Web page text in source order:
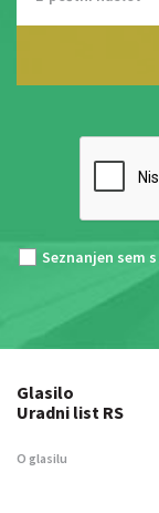
Seznanjen sem s
Glasilo
Uradni list RS
O glasilu